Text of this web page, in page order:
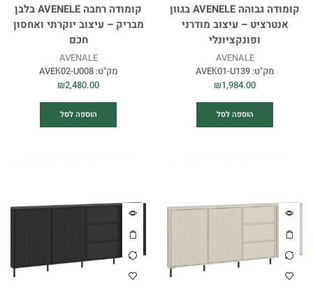
קומודה גבוהה AVENELE בגוון
אנטרציט – עיצוב מודרני
ופונקציונלי
AVENALE
מק"ט: AVEК01-U139
₪1,984.00
הוספה לסל
קומודה רחבה AVENELE בלבן
מבריק – עיצוב יוקרתי ואחסון
חכם
AVENALE
מק"ט: AVEК02-U008
₪2,480.00
הוספה לסל